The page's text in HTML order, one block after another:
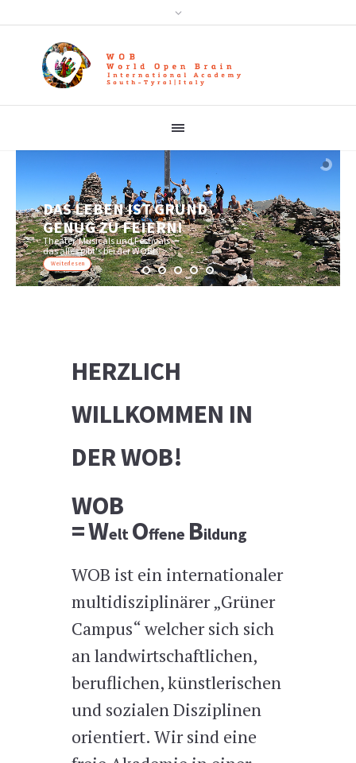
Weiterlesen
Fremde Kulturen, großartige Begegnungen
und wunderbare Abenteuer!
ENTDECKE GEMEINSAM
MIT UNS DIE WELT!
HERZLICH
WILLKOMMEN IN
DER WOB!
WOB
=Welt Offene Bildung
WOB ist ein internationaler
multidisziplinärer „Grüner
Campus“ welcher sich sich
an landwirtschaftlichen,
beruflichen, künstlerischen
und sozialen Disziplinen
orientiert. Wir sind eine